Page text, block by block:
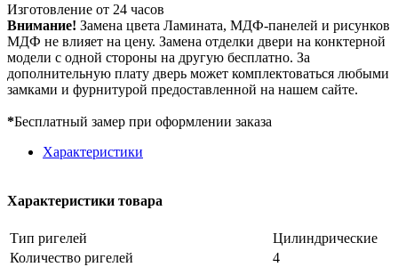
Изготовление от 24 часов
Внимание! Замена цвета Ламината, МДФ-панелей и рисунков
МДФ не влияет на цену. Замена отделки двери на конктерной
модели с одной стороны на другую бесплатно. За
дополнительную плату дверь может комплектоваться любыми
замками и фурнитурой предоставленной на нашем сайте.
*Бесплатный замер при оформлении заказа
Характеристики
Характеристики товара
Тип ригелей
Цилиндрические
Количество ригелей
4